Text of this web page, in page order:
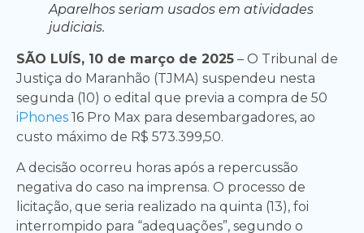
Aparelhos seriam usados em atividades
judiciais.
SÃO LUÍS, 10 de março de 2025 – O Tribunal de
Justiça do Maranhão (TJMA) suspendeu nesta
segunda (10) o edital que previa a compra de 50
iPhones 16 Pro Max para desembargadores, ao
custo máximo de R$ 573.399,50.
A decisão ocorreu horas após a repercussão
negativa do caso na imprensa. O processo de
licitação, que seria realizado na quinta (13), foi
interrompido para “adequações”, segundo o